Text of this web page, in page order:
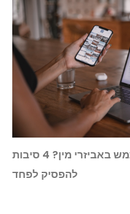
חוששים להשתמש באביזרי מין? 4 סיבות
להפסיק לפחד